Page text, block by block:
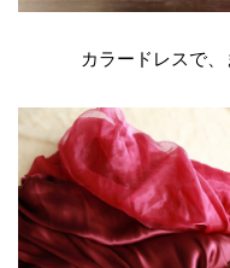
カラードレスで